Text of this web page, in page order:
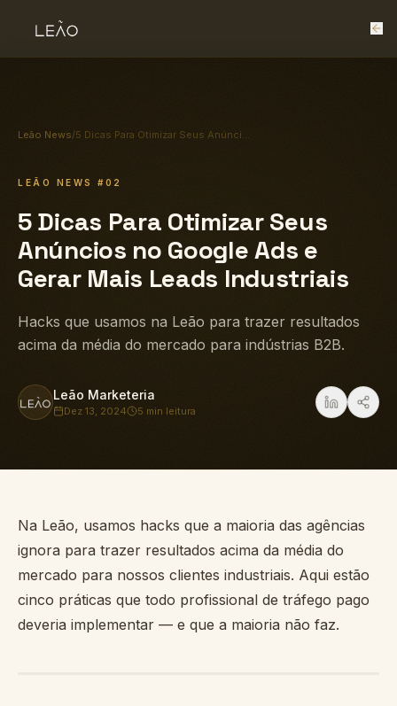
Leão News/ 5 Dicas Para Otimizar Seus Anúncios no Google Ads e Gerar Mais Leads Industriais
LEÃO NEWS #02
5 Dicas Para Otimizar Seus
Anúncios no Google Ads e
Gerar Mais Leads Industriais
Hacks que usamos na Leão para trazer resultados
acima da média do mercado para indústrias B2B.
Leão Marketeria
Dez 13, 2024 5 min leitura
Na Leão, usamos hacks que a maioria das agências
ignora para trazer resultados acima da média do
mercado para nossos clientes industriais. Aqui estão
cinco práticas que todo profissional de tráfego pago
deveria implementar — e que a maioria não faz.